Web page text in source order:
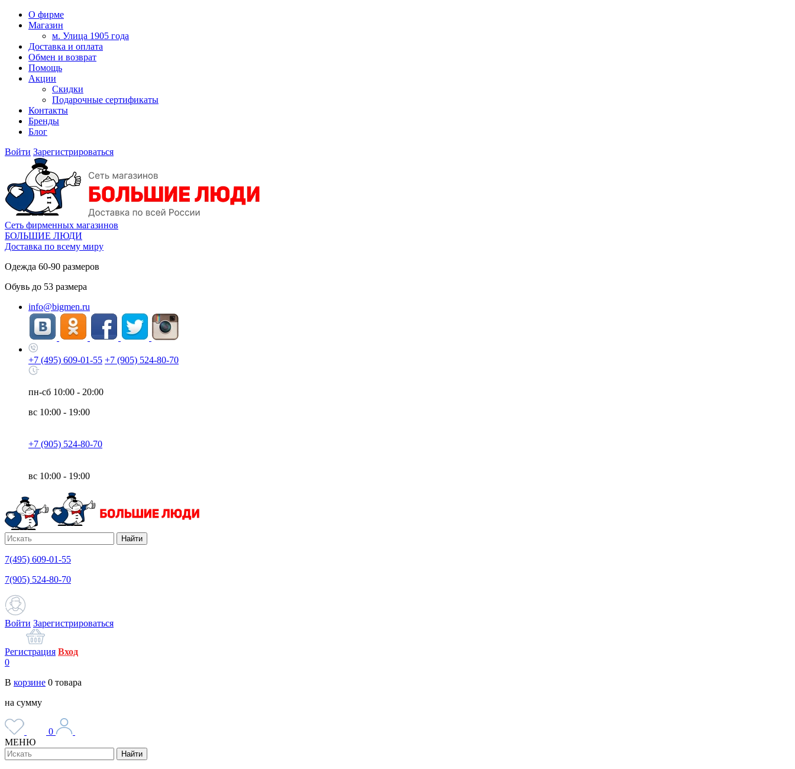
О фирме
Магазин
м. Улица 1905 года
Доставка и оплата
Обмен и возврат
Помощь
Акции
Скидки
Подарочные сертификаты
Контакты
Бренды
Блог
Войти Зарегистрироваться
Сеть фирменных магазинов
БОЛЬШИЕ ЛЮДИ
Доставка по всему миру
Одежда 60-90 размеров
Обувь до 53 размера
info@bigmen.ru
+7 (495) 609-01-55 +7 (905) 524-80-70
пн-сб 10:00 - 20:00
вс 10:00 - 19:00
+7 (905) 524-80-70
вс 10:00 - 19:00
Найти
7(495) 609-01-55
7(905) 524-80-70
Войти Зарегистрироваться
Регистрация Вход
0
В корзине 0 товара
на сумму
0
МЕНЮ
Найти